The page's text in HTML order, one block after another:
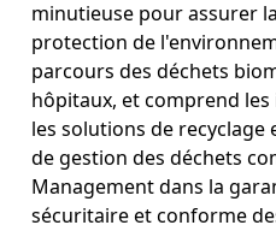
minutieuse pour assurer
protection de
parcours des déchets
hôpitaux, et comprend
les solutions de
de gestion des déchets
Management dans la
sécuritaire et conforme